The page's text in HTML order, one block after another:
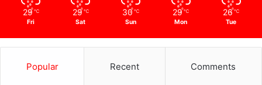
29 ℃
Fri
29 ℃
Sat
30 ℃
Sun
29 ℃
Mon
26 ℃
Tue
Popular Recent Comments